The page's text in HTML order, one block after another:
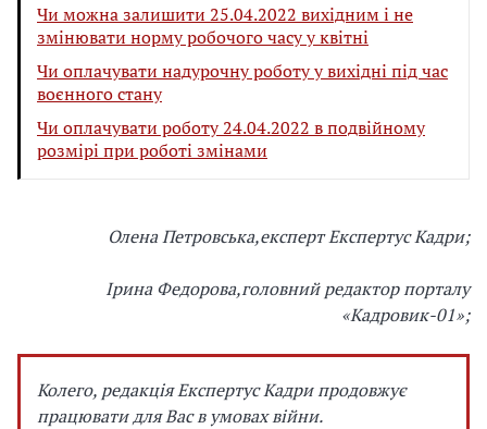
Чи можна залишити 25.04.2022 вихідним і не
змінювати норму робочого часу у квітні
Чи оплачувати надурочну роботу у вихідні під час
воєнного стану
Чи оплачувати роботу 24.04.2022 в подвійному
розмірі при роботі змінами
Олена Петровська,експерт Експертус Кадри;
Ірина Федорова,головний редактор порталу
«Кадровик-01»;
Колего, редакція Експертус Кадри продовжує
працювати для Вас в умовах війни.